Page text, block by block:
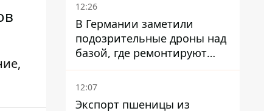
12:26
В Германии заметили
подозрительные дроны над
базой, где ремонтируют
Patriot - СМИ
12:07
Экспорт пшеницы из